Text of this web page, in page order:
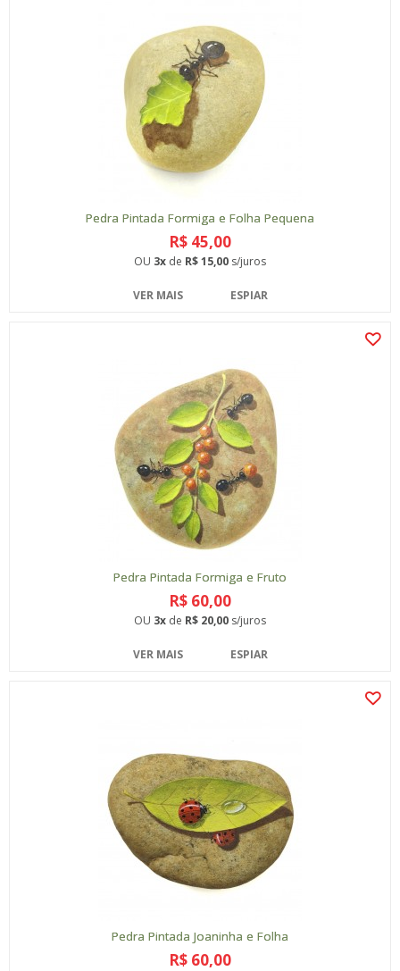
Pedra Pintada Formiga e Folha Pequena
R$ 45,00
OU 3x de R$ 15,00 s/juros
VER MAIS ESPIAR
Pedra Pintada Formiga e Fruto
R$ 60,00
OU 3x de R$ 20,00 s/juros
VER MAIS ESPIAR
Pedra Pintada Joaninha e Folha
R$ 60,00